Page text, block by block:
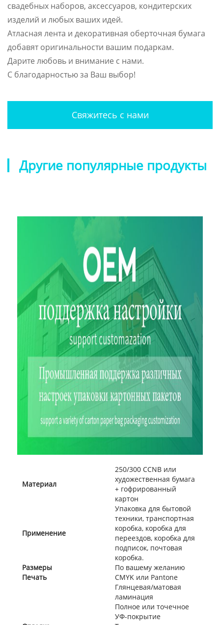
свадебных наборов, аксессуаров, кондитерских
изделий и любых ваших идей.
Атласная лента и декоративная оберточная бумага
добавят оригинальности вашим подаркам.
Дарите любовь и внимание с нами.
С благодарностью за Ваш выбор!
Свяжитесь с нами
Другие популярные продукты
Материал
250/300 CCNB или
художественная бумага
+ гофрированный
картон
Применение
Упаковка для бытовой
техники, транспортная
коробка, коробка для
переездов, коробка для
подписок, почтовая
коробка.
Размеры
По вашему желанию
Печать
CMYK или Pantone
Глянцевая/матовая
ламинация
Полное или точечное
УФ-покрытие